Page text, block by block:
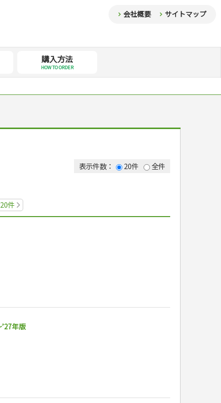
会社概要 サイトマップ
購入方法
HOW TO ORDER
表示件数： 20件
全件
件
年版